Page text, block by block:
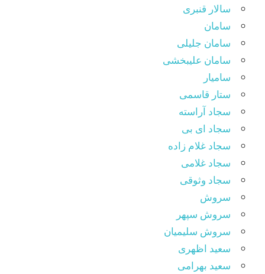
سالار قنبری
سامان
سامان جلیلی
سامان علیبخشی
سامیار
ستار قاسمی
سجاد آراسته
سجاد ای بی
سجاد غلام زاده
سجاد غلامی
سجاد وثوقى
سروش
سروش سپهر
سروش سلیمیان
سعید اظهری
سعید بهرامی